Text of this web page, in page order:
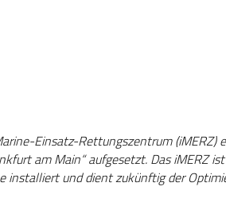
Einsatz-Rettungszentrum (iMERZ)
am Main“ aufgesetzt. Das iMERZ
installiert und dient zukünftig der